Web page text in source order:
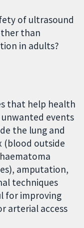
of ultrasound
than
in adults?
that help health
events
the lung and
(blood outside
amputation,
techniques
for improving
arterial access